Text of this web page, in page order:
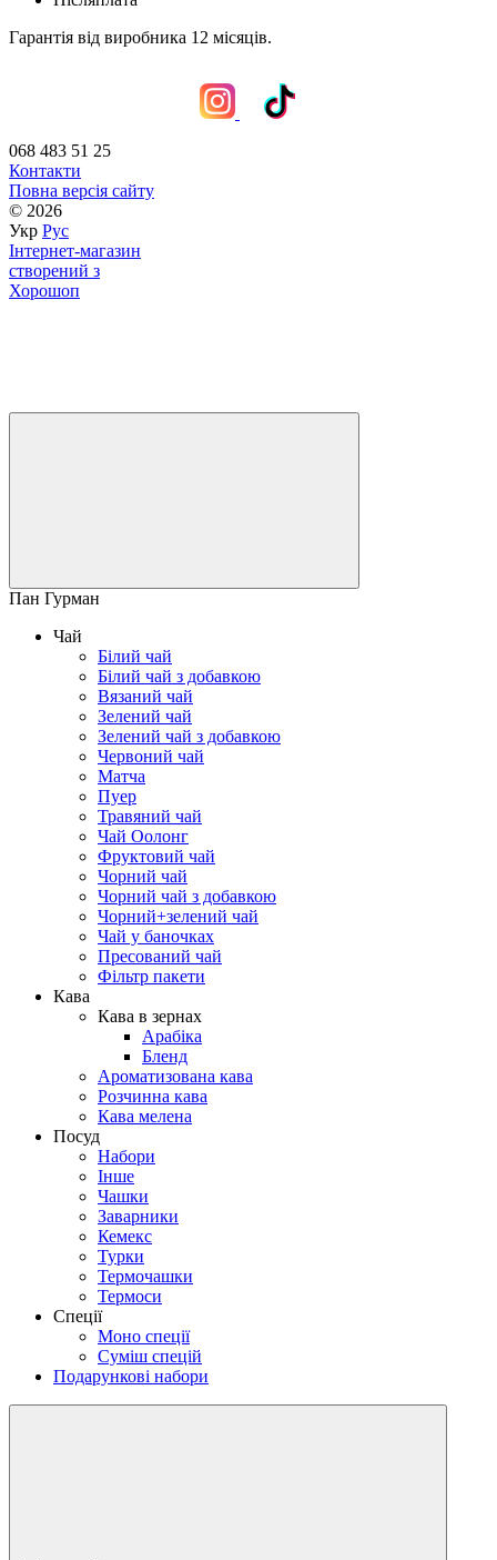
Гарантія від виробника 12 місяців.
068 483 51 25
Контакти
Повна версія сайту
© 2026
Укр Рус
Інтернет-магазин
створений з
Хорошоп
Пан Гурман
Чай
Білий чай
Білий чай з добавкою
Вязаний чай
Зелений чай
Зелений чай з добавкою
Червоний чай
Матча
Пуер
Травяний чай
Чай Оолонг
Фруктовий чай
Чорний чай
Чорний чай з добавкою
Чорний+зелений чай
Чай у баночках
Пресований чай
Фільтр пакети
Кава
Кава в зернах
Арабіка
Бленд
Ароматизована кава
Розчинна кава
Кава мелена
Посуд
Набори
Інше
Чашки
Заварники
Кемекс
Турки
Термочашки
Термоси
Спеції
Моно спеції
Суміш спецій
Подарункові набори